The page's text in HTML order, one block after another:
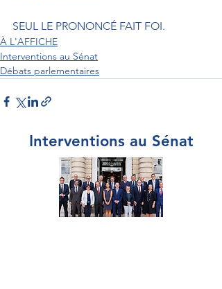
SEUL LE PRONONCÉ FAIT FOI.
À L'AFFICHE
Interventions au Sénat
Débats parlementaires
Interventions au Sénat